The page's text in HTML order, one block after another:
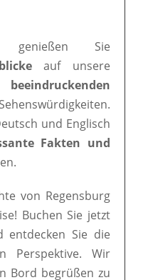
Sie
auf unsere
beeindruckenden
und Englisch
Fakten und
von Regensburg
Buchen Sie jetzt
entdecken Sie die
Perspektive. Wir
Bord begrüßen zu